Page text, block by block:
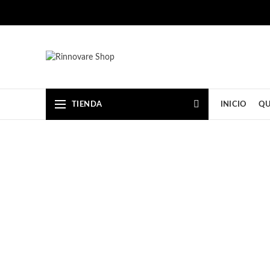
TIENDA INICIO